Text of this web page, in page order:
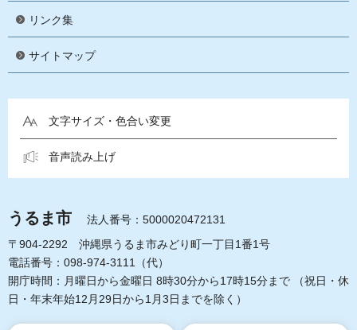
リンク集
サイトマップ
文字サイズ・色合い変更
音声読み上げ
うるま市
法人番号：5000020472131
〒904-2292 沖縄県うるま市みどり町一丁目1番1号
電話番号：098-974-3111（代）
開庁時間：月曜日から金曜日 8時30分から17時15分まで
（祝日・休
日・年末年始12月29日から1月3日までを除く）